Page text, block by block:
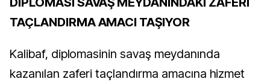
TAÇLANDIRMA AMACI TAŞIYOR
Kalibaf, diplomasinin savaş meydanında
kazanılan zaferi taçlandırma amacına hizmet